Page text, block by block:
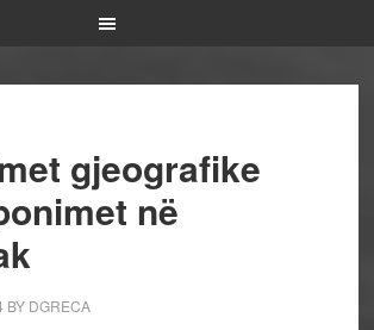
gjeografike
në
BY DGRECA